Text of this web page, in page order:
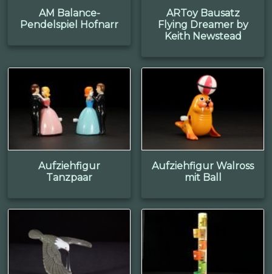
AM Balance-
Pendelspiel Hofnarr
ARToy Bausatz
Flying Dreamer by
Keith Newstead
Aufziehfigur
Tanzpaar
Aufziehfigur Walross
mit Ball